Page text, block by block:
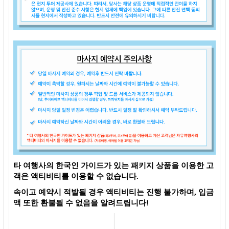
타 여행사의 한국인 가이드가 있는 패키지 상품을 이용한 고
객은 액티비티를 이용할 수 없습니다.
속이고 예약시 적발될 경우 액티비티는 진행 불가하며, 입금
액 또한 환불될 수 없음을 알려드립니다!